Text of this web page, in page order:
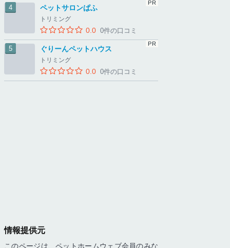
ペットサロンぱふ
トリミング
0.0 0件の口コミ
ぐりーんペットハウス
トリミング
0.0 0件の口コミ
情報提供元
このページは、ペットホームウェブ会員のみな